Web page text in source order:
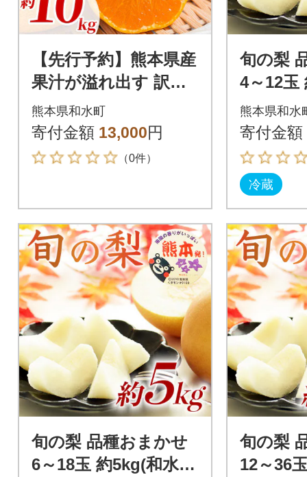
【先行予約】熊本県産
果汁が溢れ出す 訳あ
り みかん サイズミッ
クス3S～3L 約10kg
(和水町)
熊本県和水町
寄付金額 13,000円
（0件）
旬の梨
4～12玉
町)
熊本県和水
寄付金額
冷蔵
旬の梨 品種おまかせ
6～18玉 約5kg(和水
旬の梨
12～36